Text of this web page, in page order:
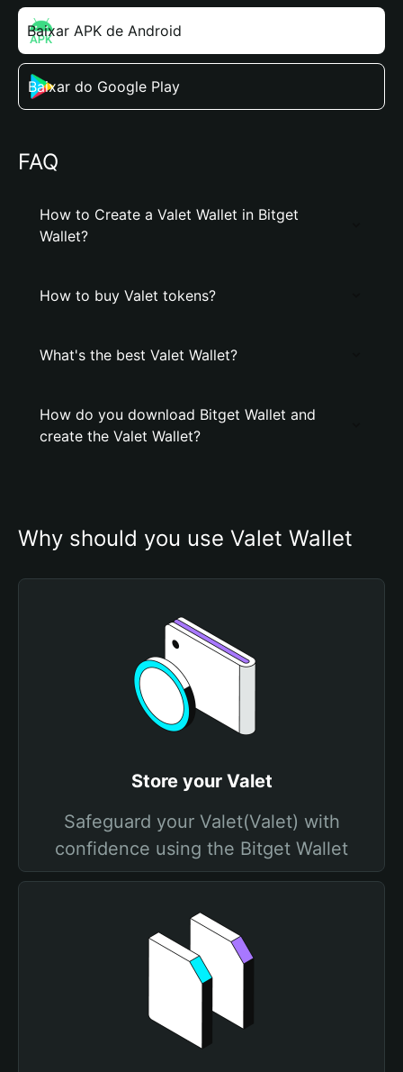
Baixar APK de Android
Baixar do Google Play
FAQ
How to Create a Valet Wallet in Bitget
Wallet?
How to buy Valet tokens?
What's the best Valet Wallet?
How do you download Bitget Wallet and
create the Valet Wallet?
Why should you use Valet Wallet
Store your Valet
Safeguard your Valet(Valet) with
confidence using the Bitget Wallet